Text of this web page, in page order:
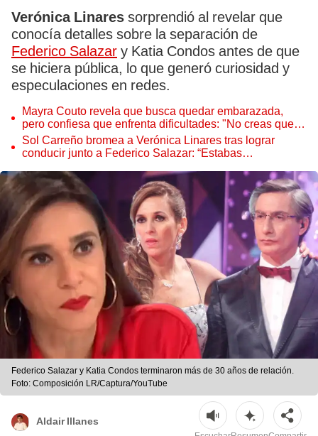
Verónica Linares sorprendió al revelar que
conocía detalles sobre la separación de
Federico Salazar y Katia Condos antes de que
se hiciera pública, lo que generó curiosidad y
especulaciones en redes.
Mayra Couto revela que busca quedar embarazada,
pero confiesa que enfrenta dificultades: "No creas que
es tan fácil"
Sol Carreño bromea a Verónica Linares tras lograr
conducir junto a Federico Salazar: “Estabas
Federico Salazar y Katia Condos terminaron más de 30 años de relación.
Foto: Composición LR/Captura/YouTube
Aldair Illanes